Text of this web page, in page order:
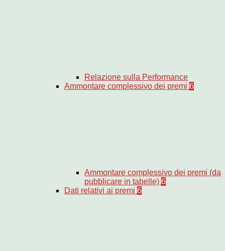
Relazione sulla Performance
Ammontare complessivo dei premi 6
Ammontare complessivo dei premi (da
pubblicare in tabelle) 6
Dati relativi ai premi 6